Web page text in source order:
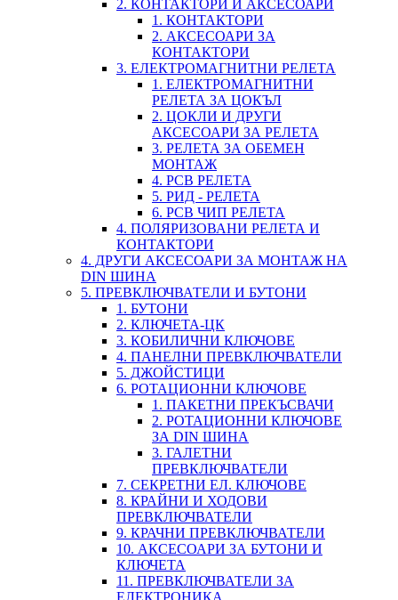
2. КОНТАКТОРИ И АКСЕСОАРИ
1. КОНТАКТОРИ
2. АКСЕСОАРИ ЗА
КОНТАКТОРИ
3. ЕЛЕКТРОМАГНИТНИ РЕЛЕТА
1. ЕЛЕКТРОМАГНИТНИ
РЕЛЕТА ЗА ЦОКЪЛ
2. ЦОКЛИ И ДРУГИ
АКСЕСОАРИ ЗА РЕЛЕТА
3. РЕЛЕТА ЗА ОБЕМЕН
МОНТАЖ
4. PCB РЕЛЕТА
5. РИД - РЕЛЕТА
6. PCB ЧИП РЕЛЕТА
4. ПОЛЯРИЗОВАНИ РЕЛЕТА И
КОНТАКТОРИ
4. ДРУГИ АКСЕСОАРИ ЗА МОНТАЖ НА
DIN ШИНА
5. ПРЕВКЛЮЧВАТЕЛИ И БУТОНИ
1. БУТОНИ
2. КЛЮЧЕТА-ЦК
3. КОБИЛИЧНИ КЛЮЧОВЕ
4. ПАНЕЛНИ ПРЕВКЛЮЧВАТЕЛИ
5. ДЖОЙСТИЦИ
6. РОТАЦИОННИ КЛЮЧОВЕ
1. ПАКЕТНИ ПРЕКЪСВАЧИ
2. РОТАЦИОННИ КЛЮЧОВЕ
ЗА DIN ШИНА
3. ГАЛЕТНИ
ПРЕВКЛЮЧВАТЕЛИ
7. СЕКРЕТНИ ЕЛ. КЛЮЧОВЕ
8. КРАЙНИ И ХОДОВИ
ПРЕВКЛЮЧВАТЕЛИ
9. КРАЧНИ ПРЕВКЛЮЧВАТЕЛИ
10. АКСЕСОАРИ ЗА БУТОНИ И
КЛЮЧЕТА
11. ПРЕВКЛЮЧВАТЕЛИ ЗА
ЕЛЕКТРОНИКА